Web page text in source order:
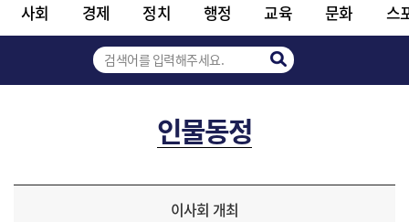
사회 경제 정치 행정 교육 문화 스
인물동정
이사회 개최